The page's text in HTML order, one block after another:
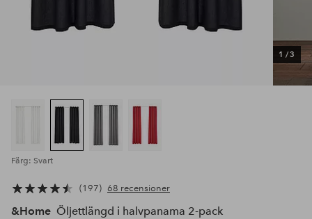
1 /3
Färg: Svart
197 68 recensioner
&Home Öljettlängd i halvpanama 2-pack